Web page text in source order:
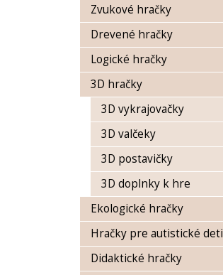
Zvukové hračky
Drevené hračky
Logické hračky
3D hračky
3D vykrajovačky
3D valčeky
3D postavičky
3D doplnky k hre
Ekologické hračky
Hračky pre autistické deti
Didaktické hračky